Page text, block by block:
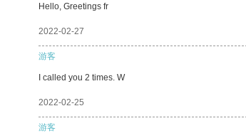
Hello, Greetings fr
2022-02-27
游客
I called you 2 times. W
2022-02-25
游客